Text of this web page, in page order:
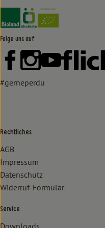
Externer Link zu
Externer Link zu
Folge uns auf:
Externer Link zu
Externer Link zu
Externer
#gerneperdu
Rechtliches
AGB
Impressum
Datenschutz
Widerruf-Formular
Service